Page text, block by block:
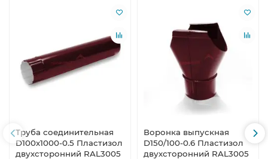
Труба соединительная
D100х1000-0.5 Пластизол
двухсторонний RAL3005
Воронка выпускная
D150/100-0.6 Пластизол
двухсторонний RAL3005